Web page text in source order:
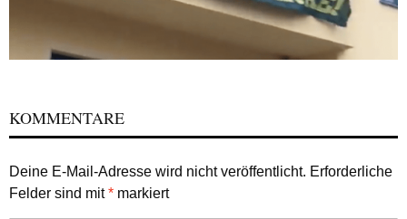
KOMMENTARE
Deine E-Mail-Adresse wird nicht veröffentlicht. Erforderliche
Felder sind mit* markiert